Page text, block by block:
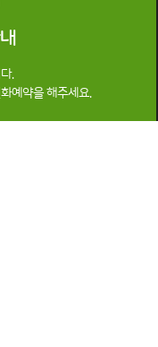
.
예약을 해주세요.